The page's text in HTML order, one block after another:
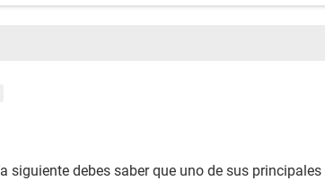
siguiente debes saber que uno de sus principales